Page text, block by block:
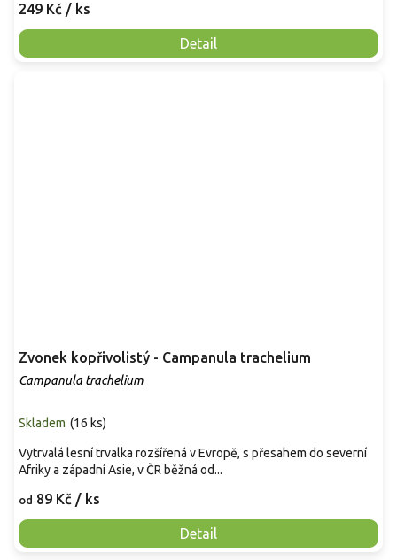
249 Kč / ks
Detail
Zvonek kopřivolistý - Campanula trachelium
Campanula trachelium
Skladem (16 ks)
od 89 Kč / ks
Detail
Vytrvalá lesní trvalka rozšířená v Evropě, s přesahem do severní
Afriky a západní Asie, v ČR běžná od...